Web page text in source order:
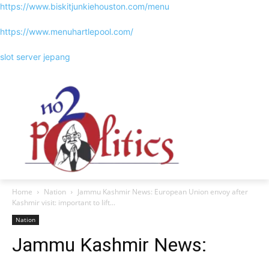
https://www.biskitjunkiehouston.com/menu
https://www.menuhartlepool.com/
slot server jepang
Home Nation
Jammu Kashmir News: European Union envoy after
Kashmir visit: important to lift...
Nation
Jammu Kashmir News: